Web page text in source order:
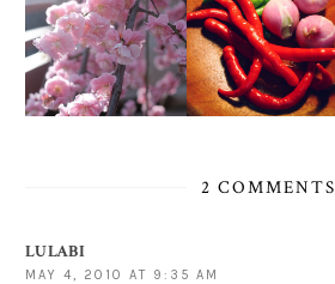
2 COMMENTS
LULABI
MAY 4, 2010 AT 9:35 AM